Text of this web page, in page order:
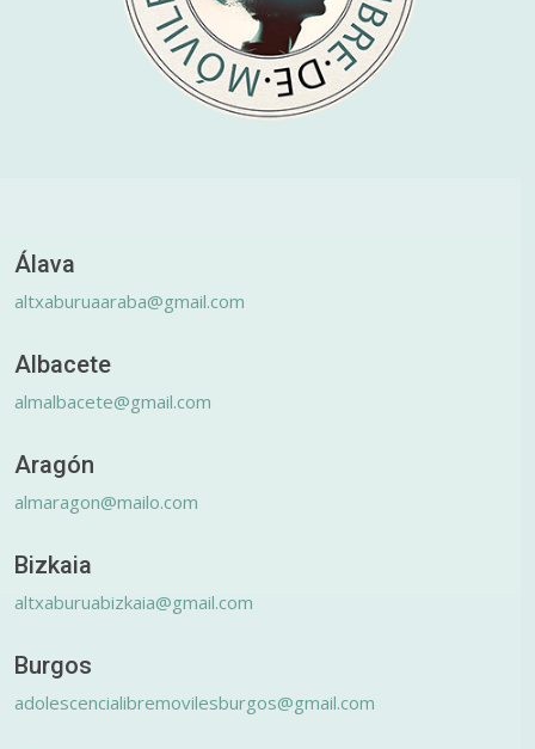
Álava
altxaburuaaraba@gmail.com
Albacete
almalbacete@gmail.com
Aragón
almaragon@mailo.com
Bizkaia
altxaburuabizkaia@gmail.com
Burgos
adolescencialibremovilesburgos@gmail.com